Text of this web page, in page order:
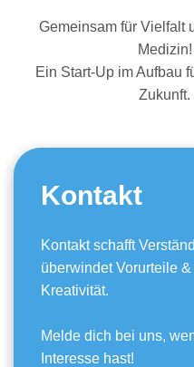
Gemeinsam für Vielfalt
Medizin!
Ein Start-Up im Aufbau
Zukunft.
Kontakt
Kontakt schafft
überwindet Vorurteile
Kreativität.
Melde dich bei uns,
Interesse hast!